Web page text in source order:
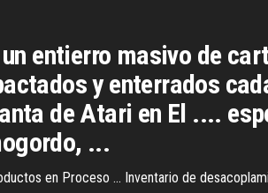
entierro masivo de
y enterrados
de Atari en El ....
...
en Proceso ... Inventario de